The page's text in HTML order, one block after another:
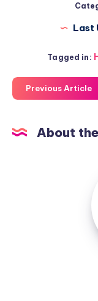
Last
Tagged in:
Previous Article
About